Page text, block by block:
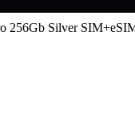
256Gb Silver